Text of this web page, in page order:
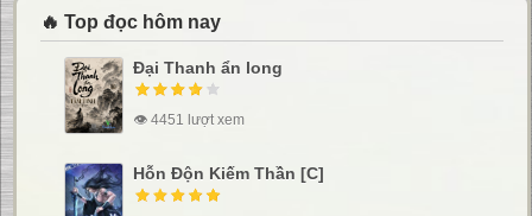
🔥 Top đọc hôm nay
Đại Thanh ẩn long
👁 4451 lượt xem
Hỗn Độn Kiếm Thần [C]